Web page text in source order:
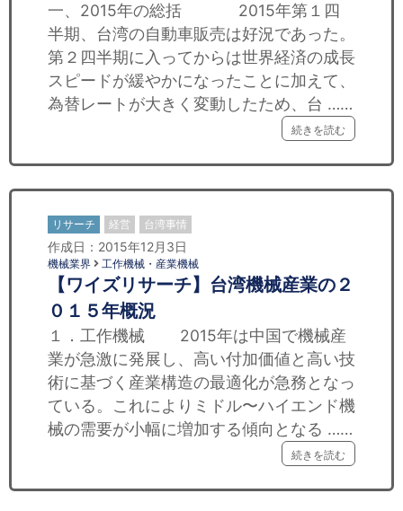
一、2015年の総括 2015年第１四
半期、台湾の自動車販売は好況であった。
第２四半期に入ってからは世界経済の成長
スピードが緩やかになったことに加えて、
為替レートが大きく変動したため、台 ……
続きを読む
リサーチ 経営 台湾事情
作成日：2015年12月3日
機械業界 工作機械・産業機械
【ワイズリサーチ】台湾機械産業の２
０１５年概況
１．工作機械 2015年は中国で機械産
業が急激に発展し、高い付加価値と高い技
術に基づく産業構造の最適化が急務となっ
ている。これによりミドル〜ハイエンド機
械の需要が小幅に増加する傾向となる ……
続きを読む